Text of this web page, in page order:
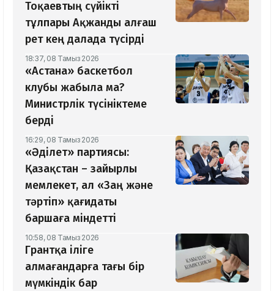
Тоқаевтың сүйікті
тұлпары Ақжанды алғаш
рет кең далада түсірді
18:37, 08 Тамыз 2026
«Астана» баскетбол
клубы жабыла ма?
Министрлік түсініктеме
берді
16:29, 08 Тамыз 2026
«Әділет» партиясы:
Қазақстан – зайырлы
мемлекет, ал «Заң және
тәртіп» қағидаты
баршаға міндетті
10:58, 08 Тамыз 2026
Грантқа іліге
алмағандарға тағы бір
мүмкіндік бар